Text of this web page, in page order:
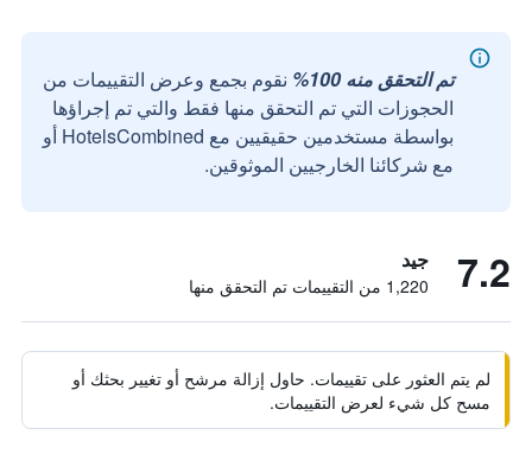
تم التحقق منه 100%
نقوم بجمع وعرض التقييمات من
الحجوزات التي تم التحقق منها فقط والتي تم إجراؤها
بواسطة مستخدمين حقيقيين مع HotelsCombined أو
مع شركائنا الخارجيين الموثوقين.
7.2 جيد
1,220 من التقييمات تم التحقق منها
لم يتم العثور على تقييمات. حاول إزالة مرشح أو تغيير بحثك أو
مسح كل شيء لعرض التقييمات.